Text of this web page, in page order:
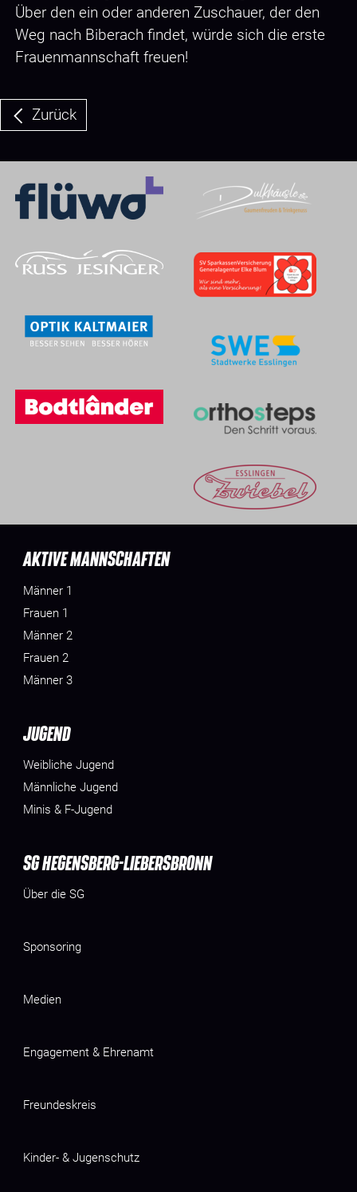
Über den ein oder anderen Zuschauer, der den
Weg nach Biberach findet, würde sich die erste
Frauenmannschaft freuen!
Zurück
AKTIVE MANNSCHAFTEN
Männer 1
Frauen 1
Männer 2
Frauen 2
Männer 3
JUGEND
Weibliche Jugend
Männliche Jugend
Minis & F-Jugend
SG HEGENSBERG-LIEBERSBRONN
Über die SG
Sponsoring
Medien
Engagement & Ehrenamt
Freundeskreis
Kinder- & Jugenschutz